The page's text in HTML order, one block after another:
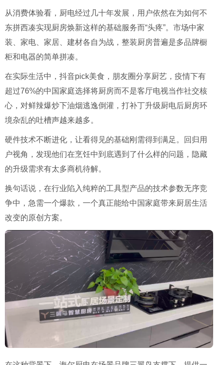
从消费体验看，厨电经过几十年发展，用户依然在为如何不
东拼西凑实现厨房焕新这样的基础服务而“头疼”。市场中家
装、家电、家居、建材各自为战，整装厨房普遍是多品牌橱
柜和电器的简单拼凑。
在实际生活中，抖音pick美食，朋友圈分享厨艺，疫情下有
超过76%的中国家庭选择将厨房而不是客厅电视当作社交核
心，对鲜辣爆炒下油烟逃逸倒灌，打补丁升级厨电后厨房环
境杂乱的吐槽声越来越多。
硬件技术不断进化，让看得见的基础刚需得到满足。回归用
户视角，发现他们在烹饪中到底遇到了什么样的问题，隐藏
的升级需求有太多商机待解。
换句话说，在行业陷入纯粹的工具型产品的技术参数无序竞
争中，急需一个爆款，一个真正能给中国家庭带来厨居生活
改变的原创方案。